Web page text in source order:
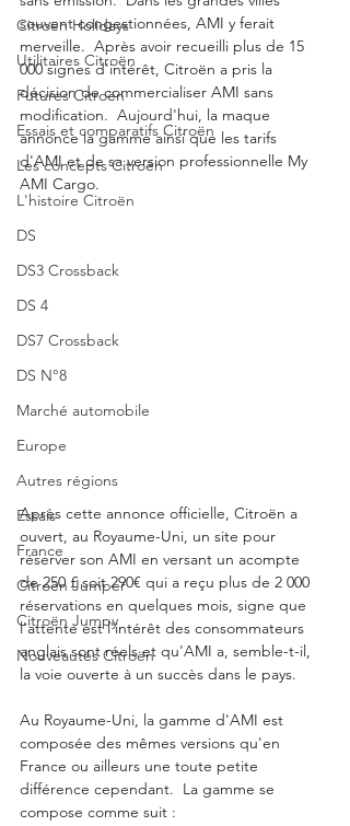
Citroën Holidays
Utilitaires Citroën
Futures Citroën
Essais et comparatifs Citroën
Les concepts Citroën
L'histoire Citroën
DS
DS3 Crossback
DS 4
DS7 Crossback
DS N°8
Marché automobile
Europe
Autres régions
Essais
France
Citroën Jumper
Citroën Jumpy
Nouveautés Citroën
souvent congestionnées, AMI y ferait
merveille.  Après avoir recueilli plus de 15
000 signes d'intérêt, Citroën a pris la
décision de commercialiser AMI sans
modification.  Aujourd'hui, la maque
annonce la gamme ainsi que les tarifs
d'AMI et de sa version professionnelle My
AMI Cargo.
Après cette annonce officielle, Citroën a
ouvert, au Royaume-Uni, un site pour
réserver son AMI en versant un acompte
de 250 £ soit 290€ qui a reçu plus de 2 000
réservations en quelques mois, signe que
l'attente est l'intérêt des consommateurs
anglais sont réels et qu'AMI a, semble-t-il,
la voie ouverte à un succès dans le pays.
Au Royaume-Uni, la gamme d'AMI est
composée des mêmes versions qu'en
France ou ailleurs une toute petite
différence cependant.  La gamme se
compose comme suit :